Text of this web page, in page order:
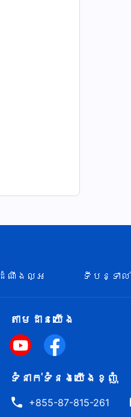
ដំណឹងល្អ ទីបន្ទាល់
តាម​ដាន​យើង​
ទំនាក់​ទំនង​យើង​ខ្ញុំ
+855-87-815-261